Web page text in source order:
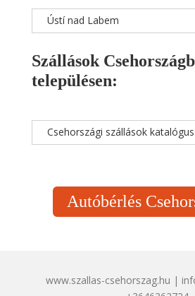
Ústí nad Labem
Szállások
településen:
Csehországi szállások
Autóbérlés
www.szallas-csehorszag.hu |